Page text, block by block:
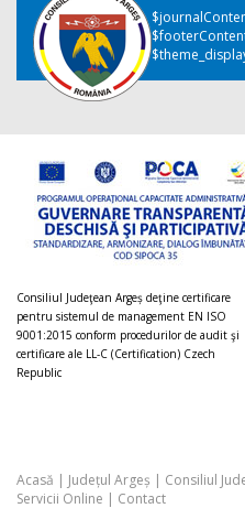
Consiliul Judeţean Argeș deţine certificare
pentru sistemul de management EN ISO
9001:2015 conform procedurilor de audit şi
certificare ale LL-C (Certification) Czech
Republic
Acasă | Județul Argeș | Consiliul
Servicii Online | Contact